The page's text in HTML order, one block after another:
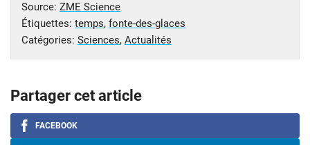
Source: ZME Science
Étiquettes: temps, fonte-des-glaces
Catégories: Sciences, Actualités
Partager cet article
FACEBOOK